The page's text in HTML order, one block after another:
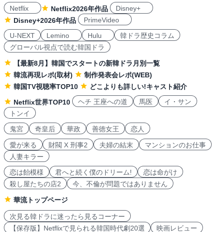
Netflix
Netflix2026年作品
Disney+
Disney+2026年作品
PrimeVideo
U-NEXT
Lemino Hulu
韓ドラ歴史コラム
グローバル視点で読む韓国ドラ
【最新8月】韓国でスタートの新韓ドラ月別一覧
韓流再現レポ(取材)
制作発表会レポ(WEB)
韓国TV視聴率TOP10
どこよりも詳しい!キャスト紹介
Netflix世界TOP10
ヘチ 王座への道 馬医
イ・サン
トンイ
鬼宮
奇皇后 華政 善徳女王 恋人
愛が来る 財閥 X 刑事2 夫婦の結末
マンションのお仕事
人妻キラー
恋は飴模様
君へと続く僕のドリーム!
恋は命がけ
殺し屋たちの店2
今、不倫が問題ではありません
華流トップページ
次見る韓ドラに迷ったら見るコーナー
【保存版】Netflixで見られる韓国時代劇20選
映画レビュー